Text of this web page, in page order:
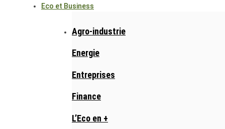
Eco et Business
Agro-industrie
Energie
Entreprises
Finance
L’Eco en +